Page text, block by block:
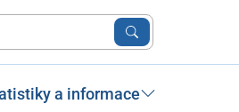
a informace